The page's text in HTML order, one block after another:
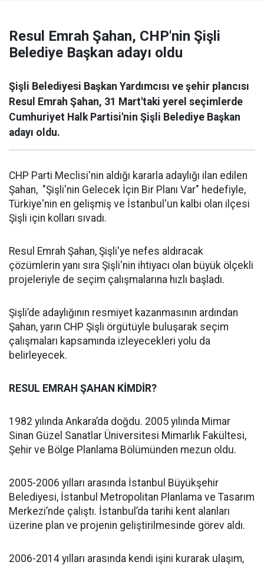
Resul Emrah Şahan, CHP'nin Şişli
Belediye Başkan adayı oldu
Şişli Belediyesi Başkan Yardımcısı ve şehir plancısı
Resul Emrah Şahan, 31 Mart'taki yerel seçimlerde
Cumhuriyet Halk Partisi'nin Şişli Belediye Başkan
adayı oldu.
CHP Parti Meclisi'nin aldığı kararla adaylığı ilan edilen
Şahan, "Şişli'nin Gelecek İçin Bir Planı Var" hedefiyle,
Türkiye'nin en gelişmiş ve İstanbul'un kalbi olan ilçesi
Şişli için kolları sıvadı.
Resul Emrah Şahan, Şişli'ye nefes aldıracak
çözümlerin yanı sıra Şişli'nin ihtiyacı olan büyük ölçekli
projeleriyle de seçim çalışmalarına hızlı başladı.
Şişli’de adaylığının resmiyet kazanmasının ardından
Şahan, yarın CHP Şişli örgütüyle buluşarak seçim
çalışmaları kapsamında izleyecekleri yolu da
belirleyecek.
RESUL EMRAH ŞAHAN KİMDİR?
1982 yılında Ankara’da doğdu. 2005 yılında Mimar
Sinan Güzel Sanatlar Üniversitesi Mimarlık Fakültesi,
Şehir ve Bölge Planlama Bölümünden mezun oldu.
2005-2006 yılları arasında İstanbul Büyükşehir
Belediyesi, İstanbul Metropolitan Planlama ve Tasarım
Merkezi’nde çalıştı. İstanbul’da tarihi kent alanları
üzerine plan ve projenin geliştirilmesinde görev aldı.
2006-2014 yılları arasında kendi işini kurarak ulaşım,